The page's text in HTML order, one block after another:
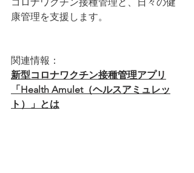
康管理を支援します。
関連情報：
新型コロナワクチン接種管理アプリ
「Health Amulet（ヘルスアミュレッ
ト）」とは